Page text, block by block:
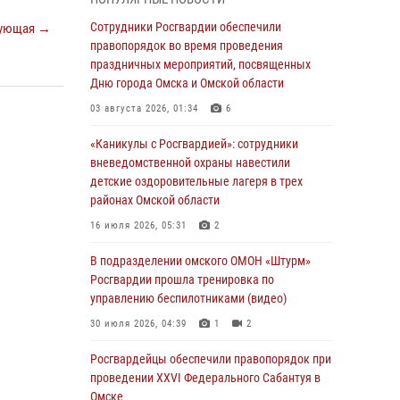
→
В подразделении омского ОМОН «Штурм»
Росгвардии прошла тренировка по
управлению беспилотниками (видео)
30 июля 2026, 04:39 1 2
Росгвардия обеспечила безопасность
Победы» в Омске
29 июля 2026, 01:49 2
Росгвардейцы приняли участие в крестном
ходе в День крещения Руси в Омске
При содействии спецназа Росгвардии
пресечены нарушения миграционного
законодательства в Омске (видео)
Росгвардия обеспечила правопорядок на
Сотрудники Росгвардии обеспечили
правопорядок во время проведения
праздничных мероприятий, посвященных
Дню города Омска и Омской области
03 августа 2026, 01:34 6
«Каникулы с Росгвардией»: сотрудники
вневедомственной охраны навестили
детские оздоровительные лагеря в трех
районах Омской области
16 июля 2026, 05:31 2
В подразделении омского ОМОН «Штурм»
Росгвардии прошла тренировка по
управлению беспилотниками (видео)
30 июля 2026, 04:39 1 2
Росгвардейцы обеcпечили правопорядок при
проведении XXVI Федерального Сабантуя в
Омске